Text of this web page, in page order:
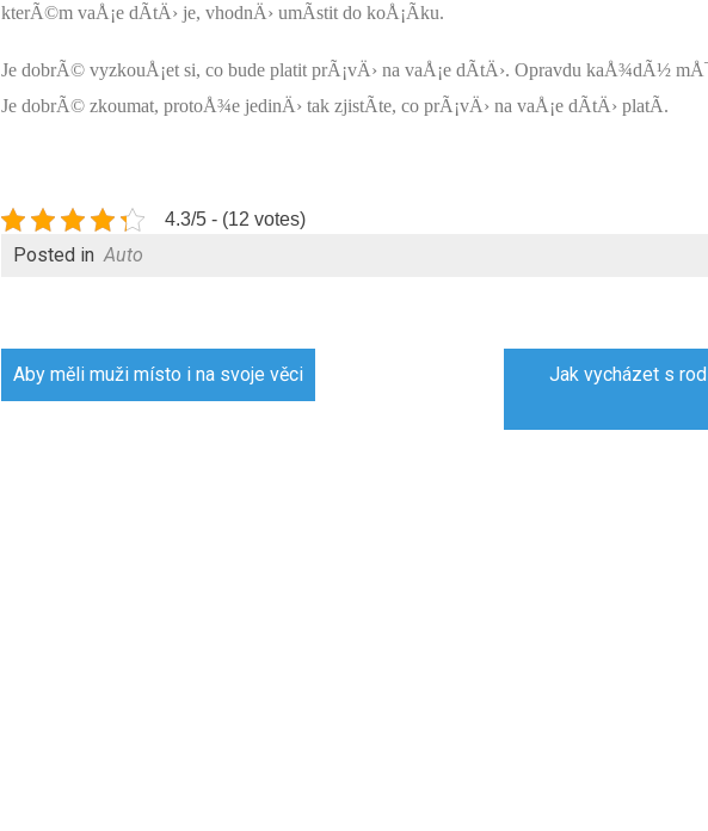
kterÃ©m vaÅ¡e dÃ­tÄ› je, vhodnÄ› umÃ­stit do koÅ¡Ã­ku.
Je dobrÃ© vyzkouÅ¡et si, co bude platit prÃ¡vÄ› na vaÅ¡e dÃ­tÄ›. Opravdu kaÅ¾dÃ½
Je dobrÃ© zkoumat, protoÅ¾e jedinÄ› tak zjistÃ­te, co prÃ¡vÄ› na vaÅ¡e dÃ­tÄ› platÃ­.
4.3/5 - (12 votes)
Posted in Auto
Aby měli muži místo i na svoje věci
Jak vycházet s